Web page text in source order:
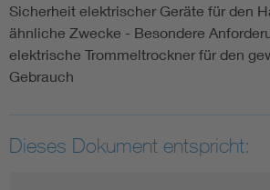
Sicherheit elektrischer Geräte für den
ähnliche Zwecke - Besondere
elektrische Trommeltrockner für den
Gebrauch
Dieses Dokument entspricht: